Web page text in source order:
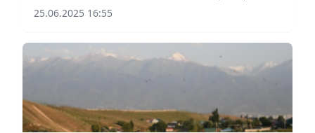
жүктемені азайтып, медициналық қызметті халық
үшін қолжетімді етпек, деп хабарлайды
25.06.2025 16:55